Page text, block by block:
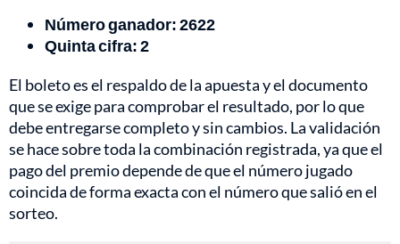
Número ganador: 2622
Quinta cifra: 2
El boleto es el respaldo de la apuesta y el documento
que se exige para comprobar el resultado, por lo que
debe entregarse completo y sin cambios. La validación
se hace sobre toda la combinación registrada, ya que el
pago del premio depende de que el número jugado
coincida de forma exacta con el número que salió en el
sorteo.